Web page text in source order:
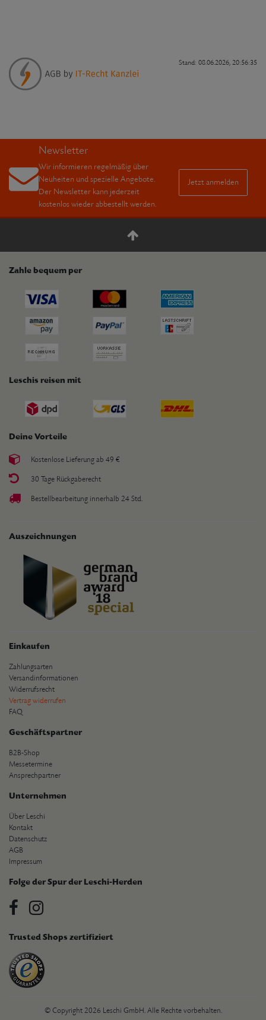
Stand: 08.06.2026, 20:56:35
Newsletter
Wir informieren regelmäßig über
Neuheiten und spezielle Angebote.
Der Newsletter kann jederzeit
kostenlos wieder abbestellt werden.
Jetzt anmelden
Zahle bequem per
Leschis reisen mit
Deine Vorteile
Kostenlose Lieferung ab 49 €
30 Tage Rückgaberecht
Bestellbearbeitung innerhalb 24 Std.
Auszeichnungen
Einkaufen
Zahlungsarten
Versandinformationen
Widerrufsrecht
Vertrag widerrufen
FAQ
Geschäftspartner
B2B-Shop
Messetermine
Ansprechpartner
Unternehmen
Über Leschi
Kontakt
Datenschutz
AGB
Impressum
Folge der Spur der Leschi-Herden
Trusted Shops zertifiziert
© Copyright 2026 Leschi GmbH. Alle Rechte vorbehalten.